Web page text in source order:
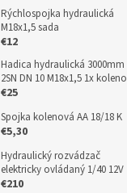
Rýchlospojka hydraulická
M18x1,5 sada
€12
Hadica hydraulická 3000mm
2SN DN 10 M18x1,5 1x koleno
€25
Spojka kolenová AA 18/18 K
€5,30
Hydraulický rozvádzač
elektricky ovládaný 1/40 12V
€210